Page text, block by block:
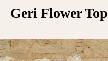
Geri Flower Top